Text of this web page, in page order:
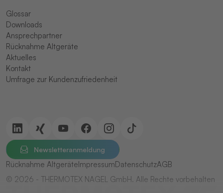
Glossar
Downloads
Ansprechpartner
Rücknahme Altgeräte
Aktuelles
Kontakt
Umfrage zur Kundenzufriedenheit
Newsletteranmeldung
Rücknahme AltgeräteImpressumDatenschutzAGB
© 2026 - THERMOTEX NAGEL GmbH. Alle Rechte vorbehalten